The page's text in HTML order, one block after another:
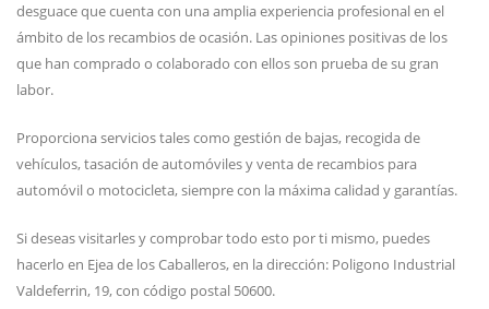
desguace que cuenta con una amplia experiencia profesional en el
ámbito de los recambios de ocasión. Las opiniones positivas de los
que han comprado o colaborado con ellos son prueba de su gran
labor.
Proporciona servicios tales como gestión de bajas, recogida de
vehículos, tasación de automóviles y venta de recambios para
automóvil o motocicleta, siempre con la máxima calidad y garantías.
Si deseas visitarles y comprobar todo esto por ti mismo, puedes
hacerlo en Ejea de los Caballeros, en la dirección: Poligono Industrial
Valdeferrin, 19, con código postal 50600.